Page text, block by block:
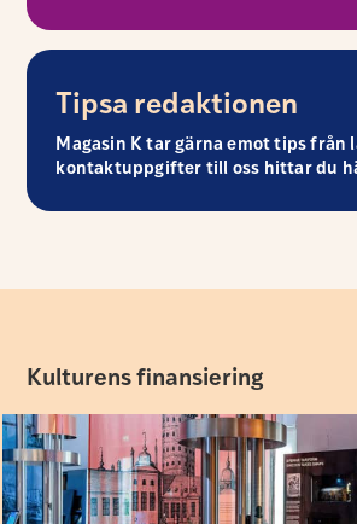
Tipsa redaktionen
Magasin K tar gärna emot tips från
kontaktuppgifter till oss hittar du
Kulturens finansiering